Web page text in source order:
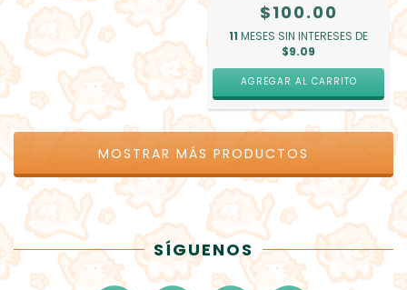
$100.00
11 MESES SIN INTERESES DE
$9.09
AGREGAR AL CARRITO
MOSTRAR MÁS PRODUCTOS
SÍGUENOS